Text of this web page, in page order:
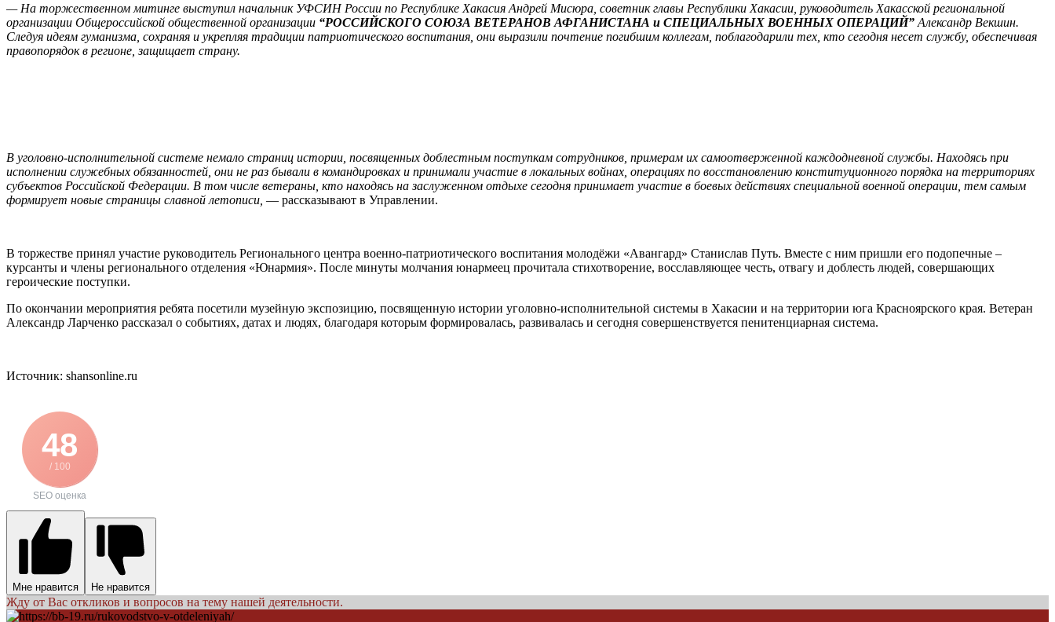
— На торжественном митинге выступил начальник УФСИН России по Республике Хакасия Андрей Мисюра, советник главы Республики Хакасии, руководитель Хакасской региональной
организации Общероссийской общественной организации “РОССИЙСКОГО СОЮЗА ВЕТЕРАНОВ АФГАНИСТАНА и СПЕЦИАЛЬНЫХ ВОЕННЫХ ОПЕРАЦИЙ” Александр Векшин.
Следуя идеям гуманизма, сохраняя и укрепляя традиции патриотического воспитания, они выразили почтение погибшим коллегам, поблагодарили тех, кто сегодня несет службу, обеспечивая
правопорядок в регионе, защищает страну.
В уголовно-исполнительной системе немало страниц истории, посвященных доблестным поступкам сотрудников, примерам их самоотверженной каждодневной службы. Находясь при
исполнении служебных обязанностей, они не раз бывали в командировках и принимали участие в локальных войнах, операциях по восстановлению конституционного порядка на территориях
субъектов Российской Федерации. В том числе ветераны, кто находясь на заслуженном отдыхе сегодня принимает участие в боевых действиях специальной военной операции, тем самым
формирует новые страницы славной летописи, — рассказывают в Управлении.
В торжестве принял участие руководитель Регионального центра военно-патриотического воспитания молодёжи «Авангард» Станислав Путь. Вместе с ним пришли его подопечные –
курсанты и члены регионального отделения «Юнармия». После минуты молчания юнармеец прочитала стихотворение, восславляющее честь, отвагу и доблесть людей, совершающих
героические поступки.
По окончании мероприятия ребята посетили музейную экспозицию, посвященную истории уголовно-исполнительной системы в Хакасии и на территории юга Красноярского края. Ветеран
Александр Ларченко рассказал о событиях, датах и людях, благодаря которым формировалась, развивалась и сегодня совершенствуется пенитенциарная система.
Источник: shansonline.ru
48
/ 100
SEO оценка
Мне нравится Не нравится
Жду от Вас откликов и вопросов на тему нашей деятельности.